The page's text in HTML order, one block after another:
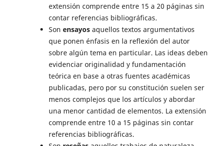
extensión comprende entre 15 a 20 páginas sin
contar referencias bibliográficas.
Son ensayos aquellos textos argumentativos
que ponen énfasis en la reflexión del autor
sobre algún tema en particular. Las ideas deben
evidenciar originalidad y fundamentación
teórica en base a otras fuentes académicas
publicadas, pero por su constitución suelen ser
menos complejos que los artículos y abordar
una menor cantidad de elementos. La extensión
comprende entre 10 a 15 páginas sin contar
referencias bibliográficas.